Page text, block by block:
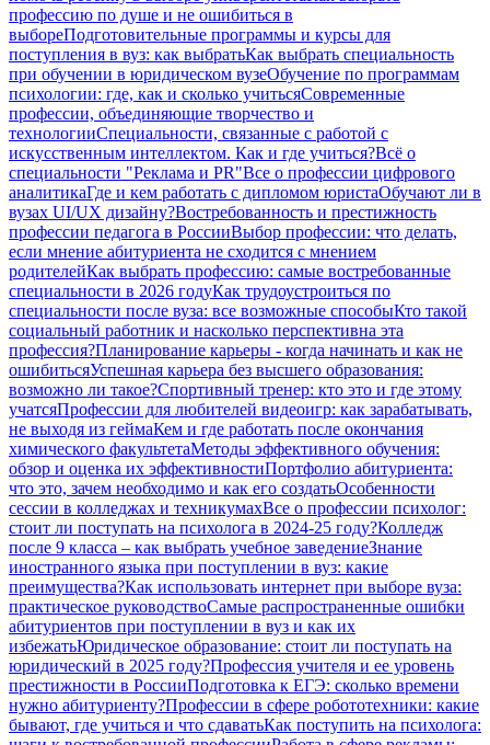
профессию по душе и не ошибиться в
выбореПодготовительные программы и курсы для
поступления в вуз: как выбратьКак выбрать специальность
при обучении в юридическом вузеОбучение по программам
психологии: где, как и сколько учитьсяСовременные
профессии, объединяющие творчество и
технологииСпециальности, связанные с работой с
искусственным интеллектом. Как и где учиться?Всё о
специальности "Реклама и PR"Все о профессии цифрового
аналитикаГде и кем работать с дипломом юристаОбучают ли в
вузах UI/UX дизайну?Востребованность и престижность
профессии педагога в РоссииВыбор профессии: что делать,
если мнение абитуриента не сходится с мнением
родителейКак выбрать профессию: самые востребованные
специальности в 2026 годуКак трудоустроиться по
специальности после вуза: все возможные способыКто такой
социальный работник и насколько перспективна эта
профессия?Планирование карьеры - когда начинать и как не
ошибитьсяУспешная карьера без высшего образования:
возможно ли такое?Спортивный тренер: кто это и где этому
учатсяПрофессии для любителей видеоигр: как зарабатывать,
не выходя из геймаКем и где работать после окончания
химического факультетаМетоды эффективного обучения:
обзор и оценка их эффективностиПортфолио абитуриента:
что это, зачем необходимо и как его создатьОсобенности
сессии в колледжах и техникумахВсе о профессии психолог:
стоит ли поступать на психолога в 2024-25 году?Колледж
после 9 класса – как выбрать учебное заведениеЗнание
иностранного языка при поступлении в вуз: какие
преимущества?Как использовать интернет при выборе вуза:
практическое руководствоСамые распространенные ошибки
абитуриентов при поступлении в вуз и как их
избежатьЮридическое образование: стоит ли поступать на
юридический в 2025 году?Профессия учителя и ее уровень
престижности в РоссииПодготовка к ЕГЭ: сколько времени
нужно абитуриенту?Профессии в сфере робототехники: какие
бывают, где учиться и что сдаватьКак поступить на психолога: